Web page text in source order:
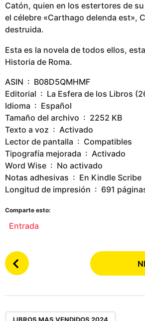
Catón, quien en los estertores de
el célebre «Carthago delenda est»,
destruida.
Esta es la novela de todos ellos,
Historia de Roma.
ASIN ‏ : ‎ B08D5QMHMF
Editorial ‏ : ‎ La Esfera de los
Idioma ‏ : ‎ Español
Tamaño del archivo ‏ : ‎ 2252 KB
Texto a voz ‏ : ‎ Activado
Lector de pantalla ‏ : ‎ Compatibles
Tipografía mejorada ‏ : ‎ Activado
Word Wise ‏ : ‎ No activado
Notas adhesivas ‏ : ‎ En Kindle Scribe
Longitud de impresión ‏ : ‎ 691
Comparte esto:
Entrada
P
o